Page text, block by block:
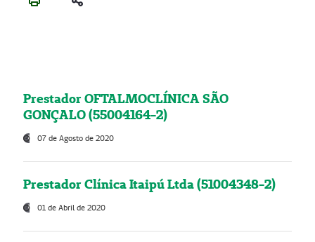
Prestador OFTALMOCLÍNICA SÃO
GONÇALO (55004164-2)
07 de Agosto de 2020
Prestador Clínica Itaipú Ltda (51004348-2)
01 de Abril de 2020